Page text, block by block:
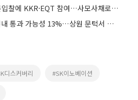
SK이터닉스 매각 본입찰에 KKR·EQT 참여…사모사채로 차입금 만기 완충
美 클래리티 법안 연내 통과 가능성 13%…상원 문턱서 제동
디스커버리 #SK이노베이션